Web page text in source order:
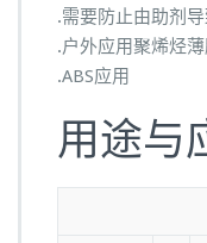
.需要防止由助剂
.户外应用聚烯烃
.ABS应用
用途与